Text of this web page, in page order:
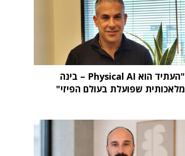
"העתיד הוא Physical AI – בינה
מלאכותית שפועלת בעולם הפיזי"